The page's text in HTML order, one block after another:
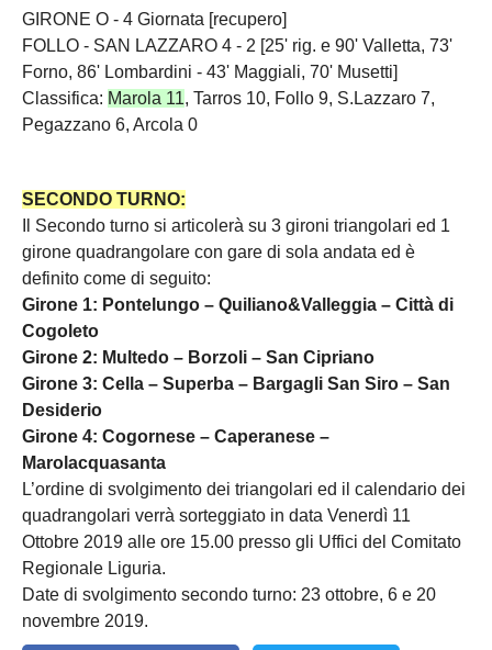
GIRONE O - 4 Giornata [recupero]
FOLLO - SAN LAZZARO 4 - 2 [25' rig. e 90' Valletta, 73'
Forno, 86' Lombardini - 43' Maggiali, 70' Musetti]
Classifica: Marola 11, Tarros 10, Follo 9, S.Lazzaro 7,
Pegazzano 6, Arcola 0
SECONDO TURNO:
Il Secondo turno si articolerà su 3 gironi triangolari ed 1
girone quadrangolare con gare di sola andata ed è
definito come di seguito:
Girone 1: Pontelungo – Quiliano&Valleggia – Città di
Cogoleto
Girone 2: Multedo – Borzoli – San Cipriano
Girone 3: Cella – Superba – Bargagli San Siro – San
Desiderio
Girone 4: Cogornese – Caperanese –
Marolacquasanta
L’ordine di svolgimento dei triangolari ed il calendario dei
quadrangolari verrà sorteggiato in data Venerdì 11
Ottobre 2019 alle ore 15.00 presso gli Uffici del Comitato
Regionale Liguria.
Date di svolgimento secondo turno: 23 ottobre, 6 e 20
novembre 2019.